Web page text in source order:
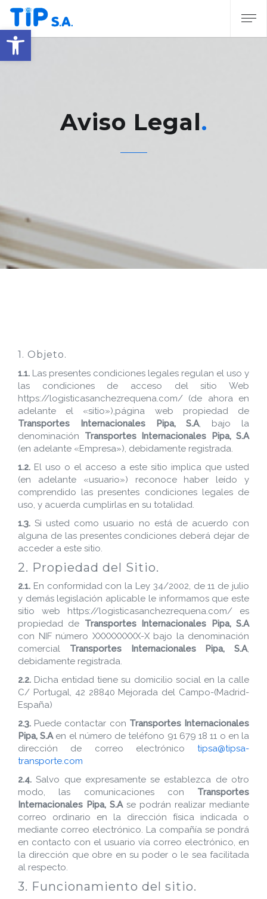
Abrir barra de herramientas
Aviso Legal
1. Objeto.
1.1. Las presentes condiciones legales regulan el uso y
las condiciones de acceso del sitio Web
https://logisticasanchezrequena.com/ (de ahora en
adelante el «sitio»),página web propiedad de
Transportes Internacionales Pipa, S.A, bajo la
denominación Transportes Internacionales Pipa, S.A
(en adelante «Empresa»), debidamente registrada.
1.2. El uso o el acceso a este sitio implica que usted
(en adelante «usuario») reconoce haber leído y
comprendido las presentes condiciones legales de
uso, y acuerda cumplirlas en su totalidad.
1.3. Si usted como usuario no está de acuerdo con
alguna de las presentes condiciones deberá dejar de
acceder a este sitio.
2. Propiedad del Sitio.
2.1. En conformidad con la Ley 34/2002, de 11 de julio
y demás legislación aplicable le informamos que este
sitio web https://logisticasanchezrequena.com/ es
propiedad de Transportes Internacionales Pipa, S.A
con NIF número XXXXXXXXX-X bajo la denominación
comercial Transportes Internacionales Pipa, S.A,
debidamente registrada.
2.2. Dicha entidad tiene su domicilio social en la calle
C/ Portugal, 42 28840 Mejorada del Campo-(Madrid-
España)
2.3. Puede contactar con Transportes Internacionales
Pipa, S.Aen el número de teléfono 91 679 18 11 o en la
dirección de correo electrónico tipsa@tipsa-
transporte.com
2.4. Salvo que expresamente se establezca de otro
modo, las comunicaciones con Transportes
Internacionales Pipa, S.Ase podrán realizar mediante
correo ordinario en la dirección física indicada o
mediante correo electrónico. La compañía se pondrá
en contacto con el usuario vía correo electrónico, en
la dirección que obre en su poder o le sea facilitada
al respecto.
3. Funcionamiento del sitio.